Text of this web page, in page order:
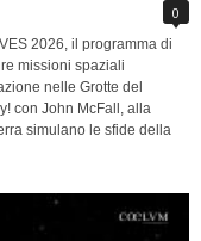
0
2026, il programma di
missioni spaziali
nelle Grotte del
con John McFall, alla
simulano le sfide della